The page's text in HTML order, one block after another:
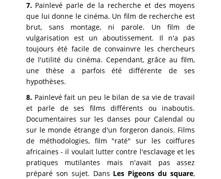
7.Painlevé parle de la recherche et des moyens
que lui donne le cinéma. Un film de recherche est
brut, sans montage, ni parole. Un film de
vulgarisation est un aboutissement. Il n'a pas
toujours été facile de convainvre les chercheurs
de l'utilité du cinéma. Cependant, grâce au film,
une thèse a parfois été différente de ses
hypothèses.
8. Painlevé fait un peu le bilan de sa vie de travail
et parle de ses films différents ou inaboutis.
Documentaires sur les danses pour Calendal ou
sur le monde étrange d'un forgeron danois. Films
de méthodologies, film "raté" sur les coiffures
africaines - il voulait lutter contre l'esclavage et les
pratiques mutilantes mais n'avait pas assez
préparé son sujet. Dans Les Pigeons du square,